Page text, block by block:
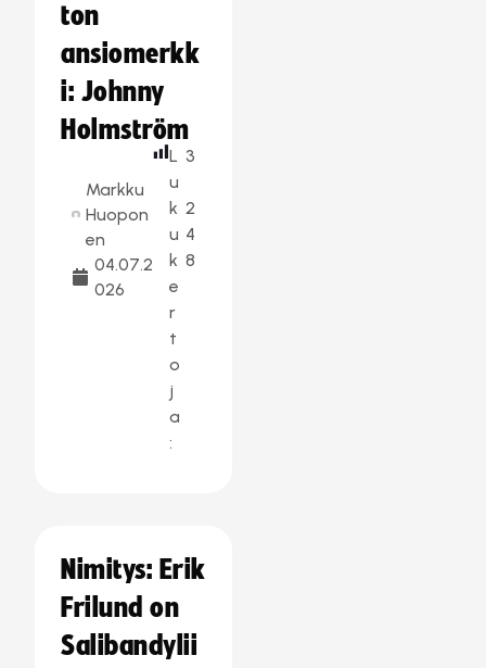
ton
ansiomerkk
i: Johnny
Holmström
Markku
Huopon
en
04.07.2
026
L
u
k
u
k
e
r
t
o
j
a
:
3
2
4
8
Nimitys: Erik
Frilund on
Salibandylii